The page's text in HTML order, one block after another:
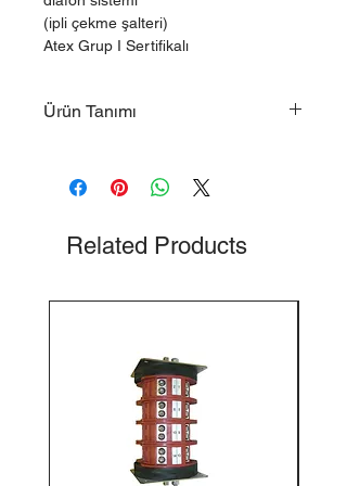
(ipli çekme şalteri)
Atex Grup I Sertifikalı
Ürün Tanımı
(ipli çekme şalteri)
Related Products